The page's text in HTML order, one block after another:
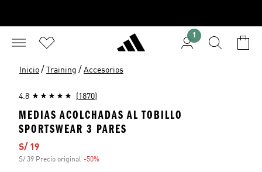
1
Inicio / Training / Accesorios
4.8 (1870)
MEDIAS ACOLCHADAS AL TOBILLO
SPORTSWEAR 3 PARES
Precio de venta
S/ 19
S/ 39 Precio original -50%